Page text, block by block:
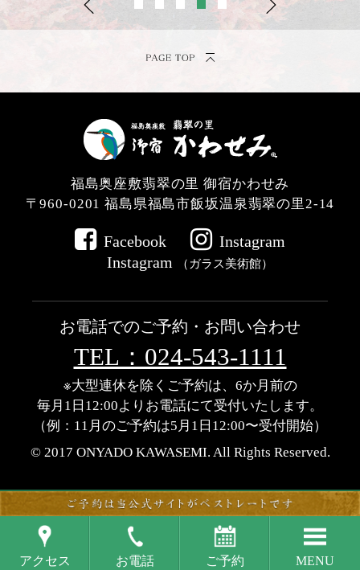
福島奥座敷翡翠の里 御宿かわせみ
〒960-0201福島県福島市飯坂温泉翡翠の里2-14
Facebook
Instagram
Instagram
（ガラス美術館）
お電話でのご予約・お問い合わせ
TEL：024-543-1111
※大型連休を除くご予約は、6か月前の
毎月1日12:00よりお電話にて受付いたします。
（例：11月のご予約は5月1日12:00〜受付開始）
© 2017 ONYADO KAWASEMI. All Rights Reserved.
アクセス お電話 ご予約 MENU